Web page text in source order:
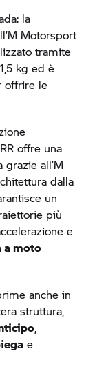
la
Motorsport
tramite
kg ed è
offrire le
offre una
all’M
dalla
un
più
e
a moto
anche in
struttura,
,
e